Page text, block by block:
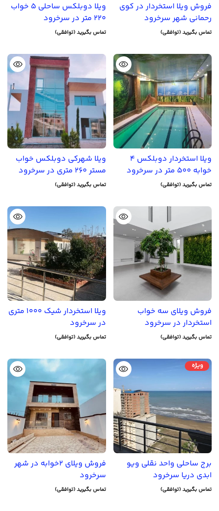
فروش ویلا استخردار در کوی
رحمانی شهر سرخرود
تماس بگیرید (توافقی)
ویلا دوبلکس ساحلی 5 خواب
220 متر در سرخرود
تماس بگیرید (توافقی)
ویلا استخردار دوبلکس 4
خوابه 500 متر در سرخرود
تماس بگیرید (توافقی)
ویلا شهرکی دوبلکس خواب
مستر 260 متری در سرخرود
تماس بگیرید (توافقی)
فروش ویلای سه خواب
استخردار در سرخرود
تماس بگیرید (توافقی)
ویلا استخردار شیک 1000 متری
در سرخرود
تماس بگیرید (توافقی)
ویژه
برج ساحلی واحد نقلی ویو
ابدی دریا سرخرود
تماس بگیرید (توافقی)
فروش ویلای 2خوابه در شهر
سرخرود
تماس بگیرید (توافقی)